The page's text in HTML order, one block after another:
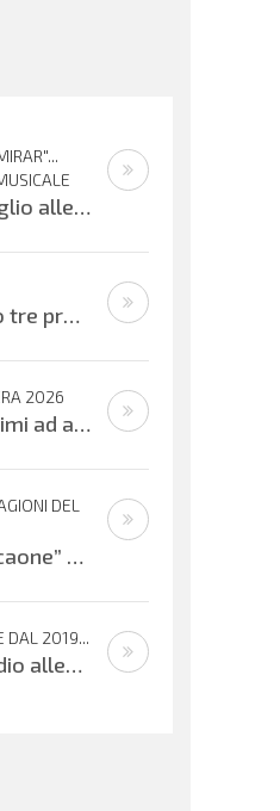
Sabato 25 luglio alle ore 16:30 verrà inaugurata la mostra organizzata dal Centro Biblioteca Comunale presso il Palazzo “Suore
Presentiamo tre progetti estivi che si svolgeranno nell’ultima settimana di
2026
Siamo prossimi ad alcuni appuntamenti musicali offerti dai bambini, ragazzi e adulti che cantano e suonano. Si inizierà con il
DEL
Il nome “macaone” deriva dalla mitologia greca: Macaone era un abile medico e guerriero e il nome della farfalla
DAL 2019...
Le tracce audio allegate sono promemoria di percorsi didattici realizzati